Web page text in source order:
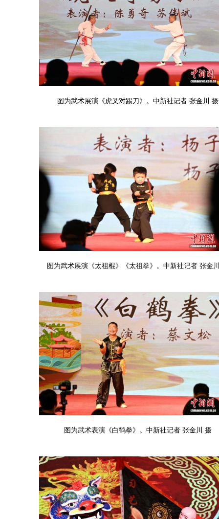
图为武术展演《虎叉对踢刀》。中新社记者 张金川 摄
图为武术展演《太祖棍》《太祖拳》。中新社记者 张金
图为武术表演《白鹤拳》。中新社记者 张金川 摄